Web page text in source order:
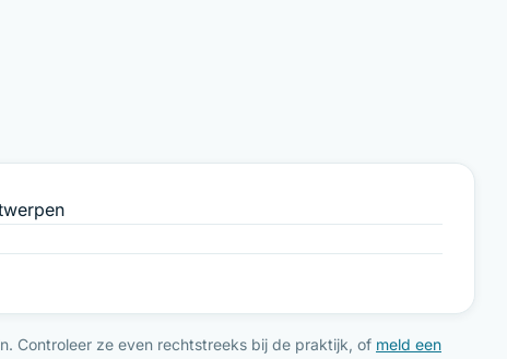
Controleer ze even rechtstreeks bij de praktijk, of meld een